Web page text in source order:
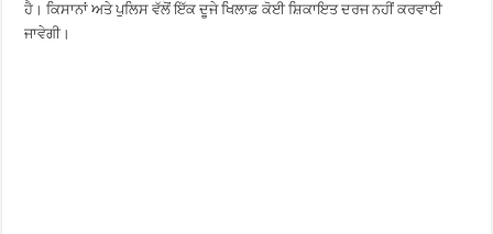
ਹੈ। ਕਿਸਾਨਾਂ ਅਤੇ ਪੁਲਿਸ ਵੱਲੋਂ ਇੱਕ ਦੂਜੇ ਖਿਲਾਫ਼ ਕੋਈ ਸ਼ਿਕਾਇਤ ਦਰਜ ਨਹੀਂ ਕਰਵਾਈ
ਜਾਵੇਗੀ।